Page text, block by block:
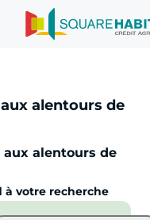
alentours de
alentours de
à votre recherche